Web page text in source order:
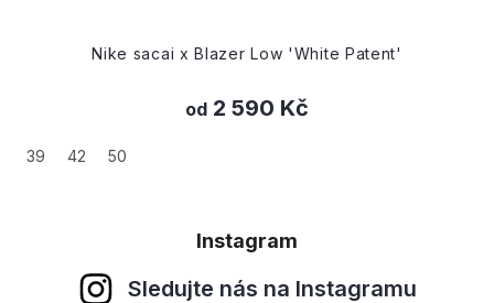
Nike sacai x Blazer Low 'White Patent'
od 2 590 Kč
39 42 50
Instagram
Sledujte nás na Instagramu